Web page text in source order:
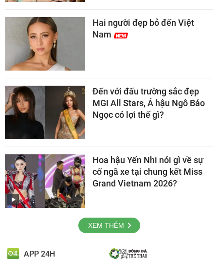
Hai người đẹp bỏ đến Việt
Nam
Đến với đấu trường sắc đẹp
MGI All Stars, Á hậu Ngô Bảo
Ngọc có lợi thế gì?
Hoa hậu Yến Nhi nói gì về sự
cố ngã xe tại chung kết Miss
Grand Vietnam 2026?
XEM THÊM
APP 24H